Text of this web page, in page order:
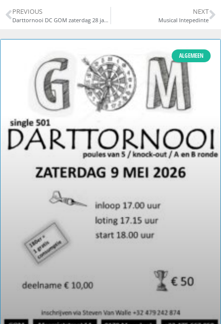
PREVIOUS
Darttornooi DC GOM zaterdag 28 januari 2023
NEXT
Musical Intepedinte
ALGEMEEN